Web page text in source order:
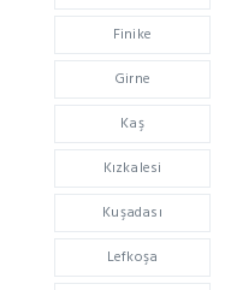
Finike
Girne
Kaş
Kızkalesi
Kuşadası
Lefkoşa